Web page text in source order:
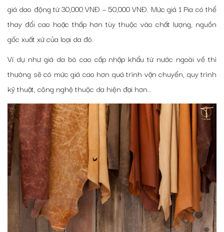
giá dao động từ 30,000 VNĐ – 50,000 VNĐ. Mức giá 1 Pia có thể
thay đổi cao hoặc thấp hơn tùy thuộc vào chất lượng, nguồn
gốc xuất xứ của loại da đó.
Ví dụ như giá da bò cao cấp nhập khẩu từ nước ngoài về thì
thường sẽ có mức giá cao hơn quá trình vận chuyển, quy trình
kỹ thuật, công nghệ thuộc da hiện đại hơn…